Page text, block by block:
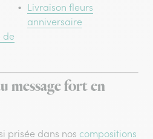
Livraison fleurs
anniversaire
de
message fort en
prisée dans nos compositions